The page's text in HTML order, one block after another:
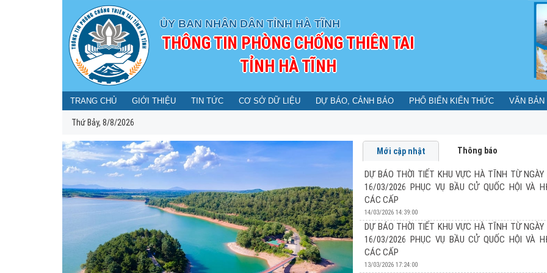
ỦY BAN NHÂN DÂN TỈNH HÀ TĨNH
THÔNG TIN PHÒNG CHỐNG THIÊN TAI
TỈNH HÀ TĨNH
TRANG CHỦ GIỚI THIỆU TIN TỨC CƠ SỞ DỮ LIỆU DỰ BÁO, CẢNH BÁO PHỔ BIẾN KIẾN THỨC VĂN BẢN
Thứ Bảy, 8/8/2026
DỰ BÁO THỜI TIẾT KHU VỰC HÀ TĨNH
PHỤC VỤ BẦU CỬ QUỐC HỘI VÀ HĐND CÁC
Mới cập nhật Thông báo
DỰ BÁO THỜI TIẾT KHU VỰC HÀ TĨNH TỪ NGÀY
16/03/2026 PHỤC VỤ BẦU CỬ QUỐC HỘI VÀ
CÁC CẤP
14/03/2026 14:39:00
DỰ BÁO THỜI TIẾT KHU VỰC HÀ TĨNH TỪ NGÀY
16/03/2026 PHỤC VỤ BẦU CỬ QUỐC HỘI VÀ
CÁC CẤP
13/03/2026 17:24:00